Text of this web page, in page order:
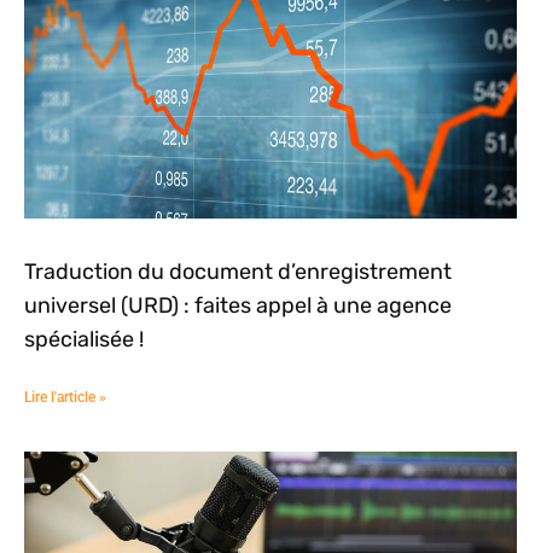
Traduction du document d’enregistrement
universel (URD) : faites appel à une agence
spécialisée !
Lire l'article »